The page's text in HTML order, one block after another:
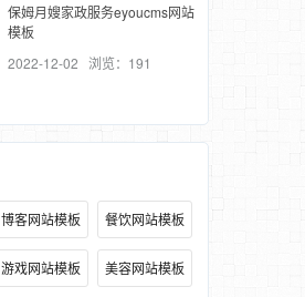
保姆月嫂家政服务eyoucms网站
模板
2022-12-02 浏览：191
博客网站模板 餐饮网站模板
游戏网站模板 美容网站模板